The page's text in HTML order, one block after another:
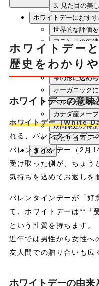
3. 見た目の美
ホワイトデーにおす
世界的な評価
フランスの洗
カカオの個性
モダンなアー
雫の形に込め
オーガニック
ベルギーの伝
カナダ産メー
期間限定の特
苺とチョコレ
まとめ
ホワイトデー
歴史をわかり
ホワイトデーの意味
ホワイトデー（White
れる、バレンタインデー
バレンタインデー（2月
受け取った側が、ちょ
気持ちを込めてお返しを
バレンタインデーが「好
て、ホワイトデーは**「
という性質を持ちます。
近年では男性から女性へ
友人間での贈り合いも広
ホワイトデーの由来